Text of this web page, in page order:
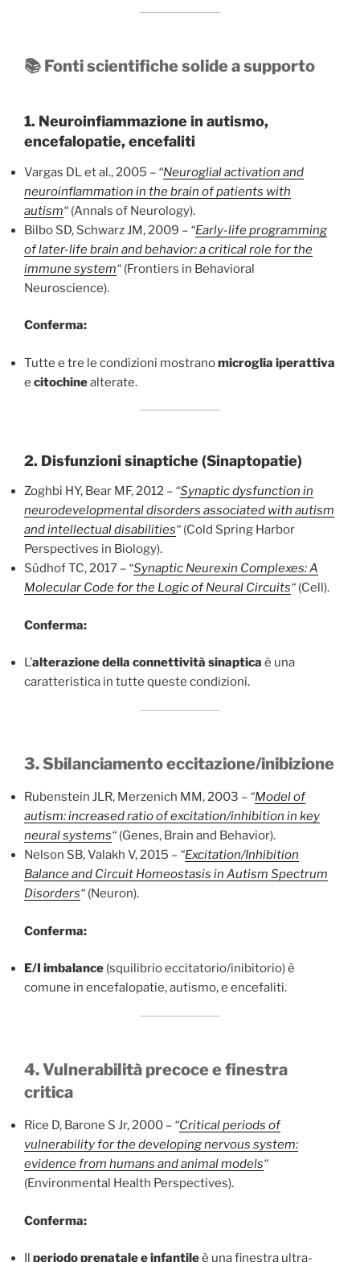
📚 Fonti scientifiche solide a supporto
1. Neuroinfiammazione in autismo,
encefalopatie, encefaliti
Vargas DL et al., 2005 – “Neuroglial activation and
neuroinflammation in the brain of patients with
autism“ (Annals of Neurology).
Bilbo SD, Schwarz JM, 2009 – “Early-life programming
of later-life brain and behavior: a critical role for the
immune system“ (Frontiers in Behavioral
Neuroscience).
Conferma:
Tutte e tre le condizioni mostranomicroglia iperattiva
e citochinealterate.
2. Disfunzioni sinaptiche (Sinaptopatie)
Zoghbi HY, Bear MF, 2012 – “Synaptic dysfunction in
neurodevelopmental disorders associated with autism
and intellectual disabilities“ (Cold Spring Harbor
Perspectives in Biology).
Südhof TC, 2017 – “Synaptic Neurexin Complexes: A
Molecular Code for the Logic of Neural Circuits“ (Cell).
Conferma:
L’alterazione della connettività sinaptica è una
caratteristica in tutte queste condizioni.
3. Sbilanciamento eccitazione/inibizione
Rubenstein JLR, Merzenich MM, 2003 – “Model of
autism: increased ratio of excitation/inhibition in key
neural systems“ (Genes, Brain and Behavior).
Nelson SB, Valakh V, 2015 – “Excitation/Inhibition
Balance and Circuit Homeostasis in Autism Spectrum
Disorders“ (Neuron).
Conferma:
E/I imbalance (squilibrio eccitatorio/inibitorio) è
comune in encefalopatie, autismo, e encefaliti.
4. Vulnerabilità precoce e finestra
critica
Rice D, Barone S Jr, 2000 – “Critical periods of
vulnerability for the developing nervous system:
evidence from humans and animal models“
(Environmental Health Perspectives).
Conferma:
Il periodo prenatale e infantileè una finestra ultra-